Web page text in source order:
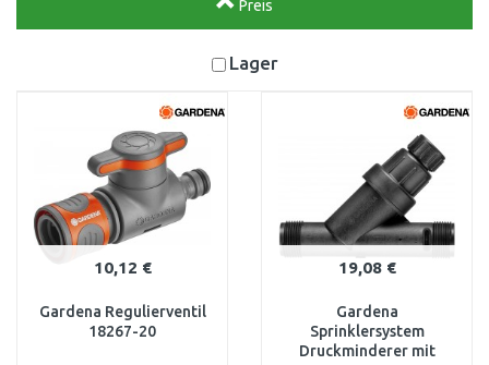
Preis
Lager
10,12 €
Gardena Regulierventil
18267-20
19,08 €
Gardena
Sprinklersystem
Druckminderer mit